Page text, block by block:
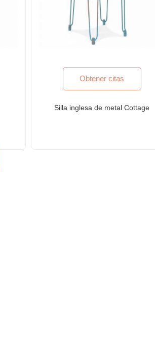
Obtener citas
Silla inglesa de metal Cottage